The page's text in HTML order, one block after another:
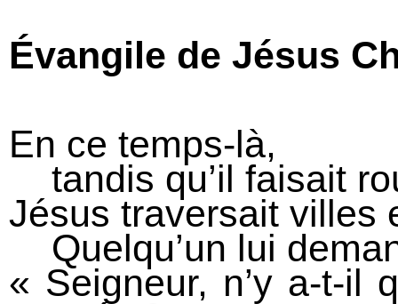
Évangile de Jésus
En ce temps-là,
tandis qu’il faisait
Jésus traversait villes
Quelqu’un lui
« Seigneur, n’y a-t-il